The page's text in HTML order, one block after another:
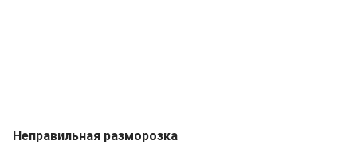
Неправильная разморозка